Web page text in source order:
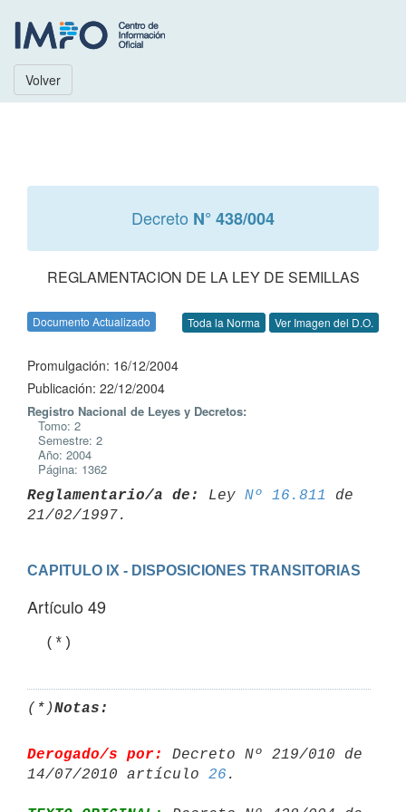
Volver
Decreto N° 438/004
REGLAMENTACION DE LA LEY DE SEMILLAS
Documento Actualizado Toda la Norma Ver Imagen del D.O.
Promulgación: 16/12/2004
Publicación: 22/12/2004
Registro Nacional de Leyes y Decretos:
Tomo: 2
Semestre: 2
Año: 2004
Página: 1362
Reglamentario/a de: Ley Nº 16.811
de
CAPITULO IX - DISPOSICIONES TRANSITORIAS
Artículo 49
  (*)
(*)Notas:
Derogado/s por:
Decreto Nº 219/010 de
14/07/2010 artículo 26